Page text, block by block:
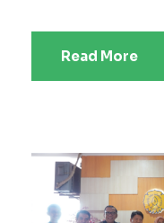
Read More